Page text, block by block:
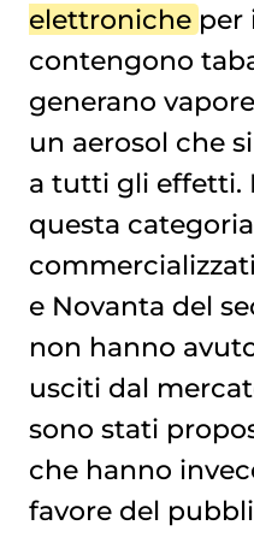
elettronicheper
contengono
generano
un aerosol che
a tutti gli effetti.
questa
e Novanta del
non hanno
usciti dal
sono stati
che hanno
favore del